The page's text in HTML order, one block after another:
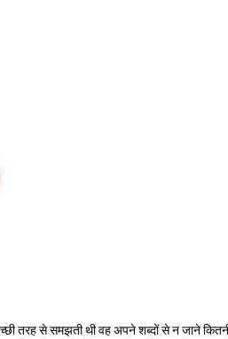
तरह से समझती थी वह अपने शब्दों से न जाने